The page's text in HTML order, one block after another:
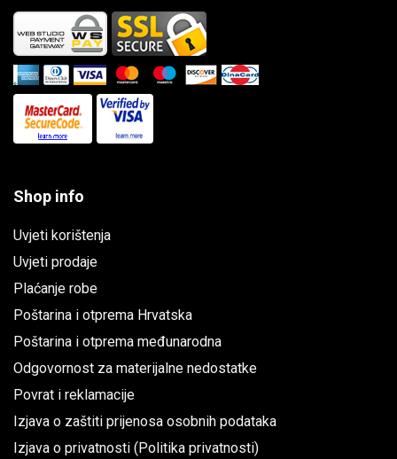
Shop info
Uvjeti korištenja
Uvjeti prodaje
Plaćanje robe
Poštarina i otprema Hrvatska
Poštarina i otprema međunarodna
Odgovornost za materijalne nedostatke
Povrat i reklamacije
Izjava o zaštiti prijenosa osobnih podataka
Izjava o privatnosti (Politika privatnosti)